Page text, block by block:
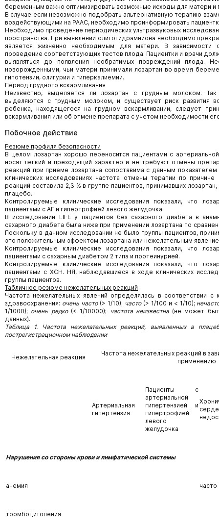
беременным важно оптимизировать возможные исходы для матери и
В случае если невозможно подобрать альтернативную терапию
воздействующими на РААС, необходимо проинформировать
Необходимо проведение периодических ультразвуковых
пространства. При выявлении олигогидрамниона необходимо
является жизненно необходимым для матери. В зависимости
проведение соответствующих тестов плода. Пациентки и врачи
выявляться до появления необратимых повреждений плода.
новорожденными, чьи матери принимали лозартан во время
гипотензии, олигурии и гиперкалиемии.
Период грудного вскармливания
Неизвестно, выделяется ли лозартан с грудным молоком.
выделяются с грудным молоком, и существует риск развития
ребенка, находящегося на грудном вскармливании, следует
вскармливания или об отмене препарата с учетом необходимости
Побочное действие
Резюме профиля безопасности
В целом лозартан хорошо переносится пациентами с
носят легкий и преходящий характер и не требуют отмены
реакций при приеме лозартана сопоставима с данным
клинических исследованиях частота отмены терапии по
реакций составила 2,3 % в группе пациентов, принимавших
плацебо.
Контролируемые клинические исследования показали, что
пациентами с АГ и гипертрофией левого желудочка.
В исследовании LIFE у пациентов без сахарного диабета в
сахарного диабета была ниже при применении лозартана по
Поскольку в данном исследовании не было группы пациентов,
это положительным эффектом лозартана или нежелательным
Контролируемые клинические исследования показали, что
пациентами с сахарным диабетом 2 типа и протеинурией.
Контролируемые клинические исследования показали, что
пациентами с ХСН. НЯ, наблюдавшиеся в ходе клинических
группы пациентов.
Табличное резюме нежелательных реакций
Частота нежелательных явлений определялась в соответствии с
здравоохранения: очень часто(> 1/10); часто(> 1/100 и < 1/10);
1/1000); очень редко(< 1/10000); частота неизвестна(не может
данных).
Таблица 1. Частота нежелательных реакций, выявленных в
пострегистрационном наблюдении
Нежелательная реакция
Частота нежелательных реакций в
применению
Артериальная
гипертензия
Пациенты с
артериальной
гипертензией и
гипертрофией
левого
желудочка
Нарушения со стороны крови и лимфатической системы
анемия часто
тромбоцитопения